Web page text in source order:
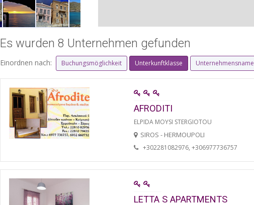
Es wurden 8 Unternehmen gefunden
Einordnen nach: Buchungsmöglichkeit Unterkunftklasse Unternehmensname
AFRODITI
ELPIDA MOYSI STERGIOTOU
SIROS - HERMOUPOLI
+302281082976, +306977736757
LETTA S APARTMENTS